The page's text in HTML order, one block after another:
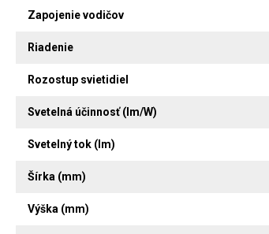
Zapojenie vodičov
Riadenie
Rozostup svietidiel
Svetelná účinnosť (lm/W)
Svetelný tok (lm)
Šírka (mm)
Výška (mm)